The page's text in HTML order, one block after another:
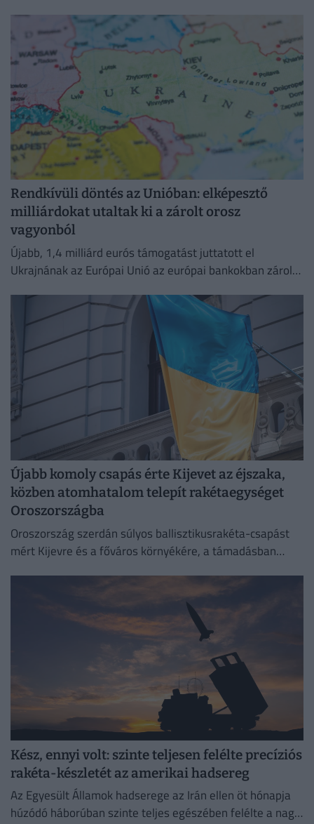
felszín alatti homokpadokat tárt fel.
Rendkívüli döntés az Unióban: elképesztő
milliárdokat utaltak ki a zárolt orosz
vagyonból
Újabb, 1,4 milliárd eurós támogatást juttatott el
Ukrajnának az Európai Unió az európai bankokban zárolt
Újabb komoly csapás érte Kijevet az éjszaka,
közben atomhatalom telepít rakétaegységet
Oroszországba
Oroszország szerdán súlyos ballisztikusrakéta-csapást
mért Kijevre és a főváros környékére, a támadásban
Kész, ennyi volt: szinte teljesen felélte precíziós
rakéta-készletét az amerikai hadsereg
Az Egyesült Államok hadserege az Irán ellen öt hónapja
húzódó háborúban szinte teljes egészében felélte a nagy